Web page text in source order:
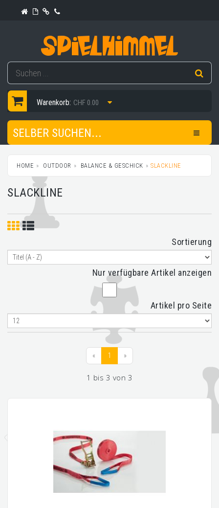
Warenkorb: CHF 0.00
SELBER SUCHEN...
HOME OUTDOOR BALANCE & GESCHICK SLACKLINE
SLACKLINE
Sortierung
Nur verfügbare Artikel anzeigen
Artikel pro Seite
« 1 »
1 bis 3 von 3